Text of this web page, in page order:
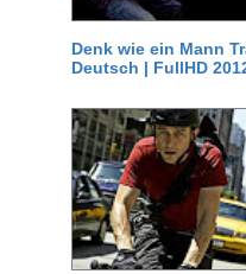
Denk wie ein Mann
Deutsch | FullHD